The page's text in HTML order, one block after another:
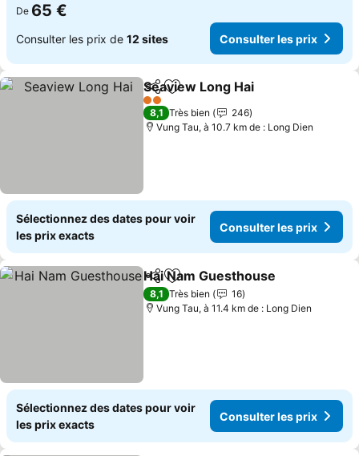
De 65 €
Consulter les prix de 12 sites Consulter les prix
PartagerAjouter à mes favoris
Seaview Long Hai
2 Étoiles
8,1 Très bien
246
Vung Tau, à 10.7 km de : Long Dien
Sélectionnez des dates pour voir
les prix exacts
Consulter les prix
PartagerAjouter à mes favoris
Hai Nam Guesthouse
8,1 Très bien
16
Vung Tau, à 11.4 km de : Long Dien
Sélectionnez des dates pour voir
les prix exacts
Consulter les prix